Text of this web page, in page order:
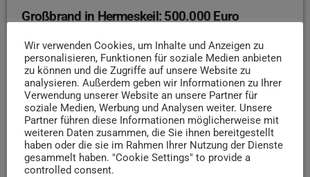
Großbrand in Hermeskeil: 500.000 Euro
In einem Entsorgungsbetrieb im Industriegebiet
Hermeskeil sind in der Nacht rund 40 Tonnen Müll in
Flammen aufgegangen. Laut Polizei brannte eine ganze
Lagerhalle ab. Wegen der großen Rauchwolke wurden
Anwohner gewarnt, Fenster und Türen geschlossen zu
halten. Messungen ergaben aber keine
Gesundheitsgefahr. Der Schaden wird auf etwa eine halbe
Million Euro geschätzt.
Wir verwenden Cookies, um Inhalte und Anzeigen zu
personalisieren, Funktionen für soziale Medien anbieten
zu können und die Zugriffe auf unsere Website zu
analysieren. Außerdem geben wir Informationen zu Ihrer
Verwendung unserer Website an unsere Partner für
soziale Medien, Werbung und Analysen weiter. Unsere
Partner führen diese Informationen möglicherweise mit
weiteren Daten zusammen, die Sie ihnen bereitgestellt
haben oder die sie im Rahmen Ihrer Nutzung der Dienste
gesammelt haben. "Cookie Settings" to provide a
controlled consent.